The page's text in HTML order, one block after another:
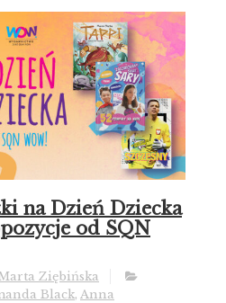
na Dzień Dziecka
od SQN
Ziębińska
Black, Anna